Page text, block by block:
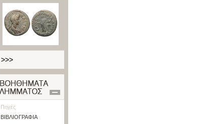
>>>
Πηγές
ΒΙΒΛΙΟΓΡΑΦΙΑ